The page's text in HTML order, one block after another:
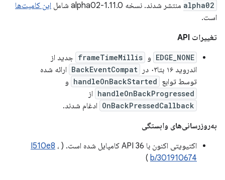
alpha02 منتشر شدند. نسخه 1.11.0-alpha02 شامل
این کامیت‌ها
است.
تغییرات API
EDGE_NONE و frameTimeMillis جدید از
اندروید ۱۶ بتا۰۳ در
BackEventCompat ارائه شده
توسط توابع handleOnBackStarted و
handleOnBackProgressed از
OnBackPressedCallback ادغام شدند.
به‌روزرسانی‌های وابستگی
اکتیویتی اکنون با API 36 کامپایل شده است. (
I510e8 ،
b/301910674
)